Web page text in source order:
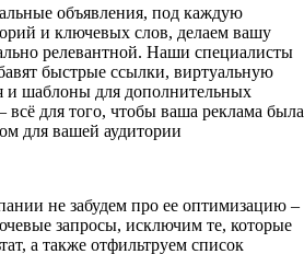
объявления, под каждую
и ключевых слов, делаем вашу
релевантной. Наши специалисты
быстрые ссылки, виртуальную
и шаблоны для дополнительных
всё для того, чтобы ваша реклама была
для вашей аудитории
не забудем про ее оптимизацию –
запросы, исключим те, которые
а также отфильтруем список